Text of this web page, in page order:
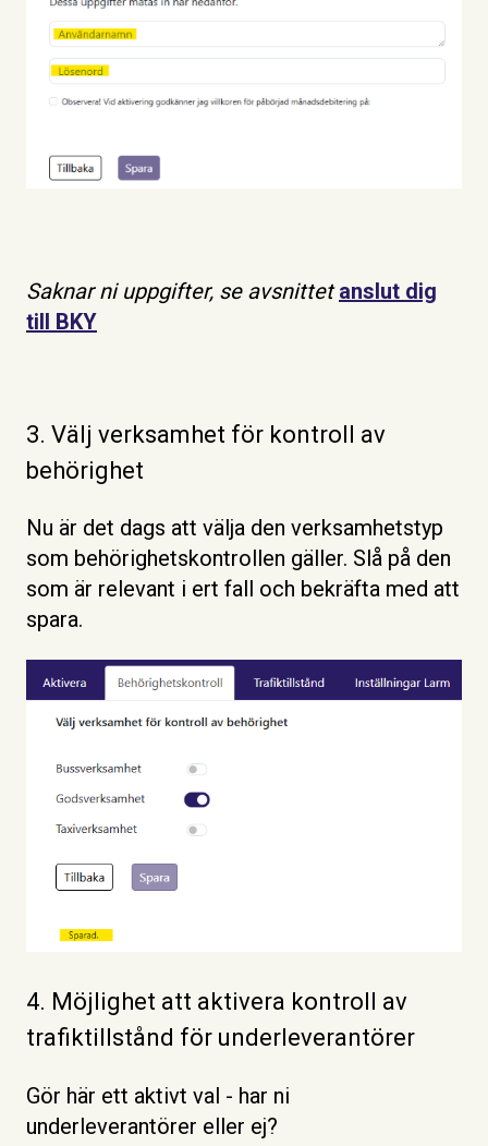
Saknar ni uppgifter, se avsnittetanslut dig
till BKY
3. Välj verksamhet för kontroll av
behörighet
Nu är det dags att välja den verksamhetstyp
som behörighetskontrollen gäller. Slå på den
som är relevant i ert fall och bekräfta med att
spara.
4. Möjlighet att aktivera kontroll av
trafiktillstånd för underleverantörer
Gör här ett aktivt val - har ni
underleverantörer eller ej?